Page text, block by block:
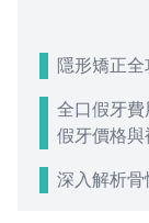
隱形矯正
全口假牙
假牙價格
深入解析